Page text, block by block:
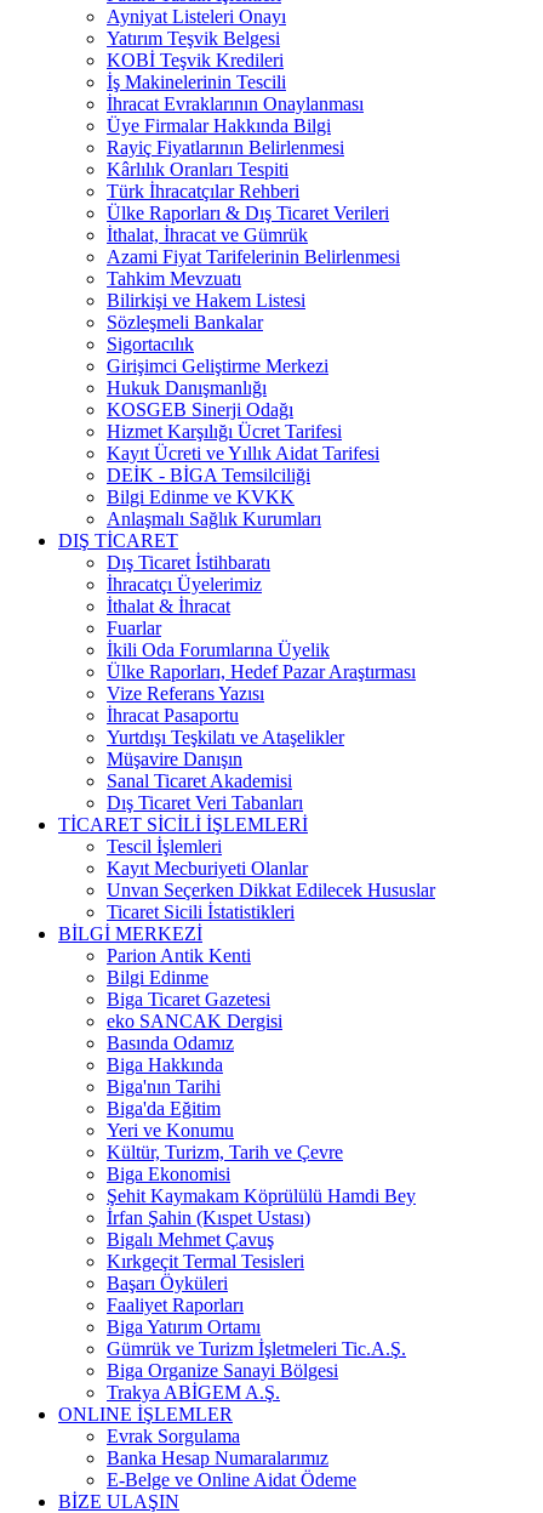
Ayniyat Listeleri Onayı
Yatırım Teşvik Belgesi
KOBİ Teşvik Kredileri
İş Makinelerinin Tescili
İhracat Evraklarının Onaylanması
Üye Firmalar Hakkında Bilgi
Rayiç Fiyatlarının Belirlenmesi
Kârlılık Oranları Tespiti
Türk İhracatçılar Rehberi
Ülke Raporları & Dış Ticaret Verileri
İthalat, İhracat ve Gümrük
Azami Fiyat Tarifelerinin Belirlenmesi
Tahkim Mevzuatı
Bilirkişi ve Hakem Listesi
Sözleşmeli Bankalar
Sigortacılık
Girişimci Geliştirme Merkezi
Hukuk Danışmanlığı
KOSGEB Sinerji Odağı
Hizmet Karşılığı Ücret Tarifesi
Kayıt Ücreti ve Yıllık Aidat Tarifesi
DEİK - BİGA Temsilciliği
Bilgi Edinme ve KVKK
Anlaşmalı Sağlık Kurumları
DIŞ TİCARET
Dış Ticaret İstihbaratı
İhracatçı Üyelerimiz
İthalat & İhracat
Fuarlar
İkili Oda Forumlarına Üyelik
Ülke Raporları, Hedef Pazar Araştırması
Vize Referans Yazısı
İhracat Pasaportu
Yurtdışı Teşkilatı ve Ataşelikler
Müşavire Danışın
Sanal Ticaret Akademisi
Dış Ticaret Veri Tabanları
TİCARET SİCİLİ İŞLEMLERİ
Tescil İşlemleri
Kayıt Mecburiyeti Olanlar
Unvan Seçerken Dikkat Edilecek Hususlar
Ticaret Sicili İstatistikleri
BİLGİ MERKEZİ
Parion Antik Kenti
Bilgi Edinme
Biga Ticaret Gazetesi
eko SANCAK Dergisi
Basında Odamız
Biga Hakkında
Biga'nın Tarihi
Biga'da Eğitim
Yeri ve Konumu
Kültür, Turizm, Tarih ve Çevre
Biga Ekonomisi
Şehit Kaymakam Köprülülü Hamdi Bey
İrfan Şahin (Kıspet Ustası)
Bigalı Mehmet Çavuş
Kırkgeçit Termal Tesisleri
Başarı Öyküleri
Faaliyet Raporları
Biga Yatırım Ortamı
Gümrük ve Turizm İşletmeleri Tic.A.Ş.
Biga Organize Sanayi Bölgesi
Trakya ABİGEM A.Ş.
ONLINE İŞLEMLER
Evrak Sorgulama
Banka Hesap Numaralarımız
E-Belge ve Online Aidat Ödeme
BİZE ULAŞIN